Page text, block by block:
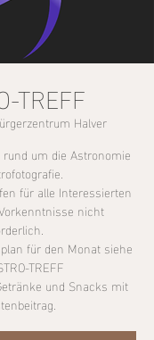
TREFF
Halver
um die Astronomie
für alle Interessierten
nicht
für den Monat siehe
TREFF
und Snacks mit